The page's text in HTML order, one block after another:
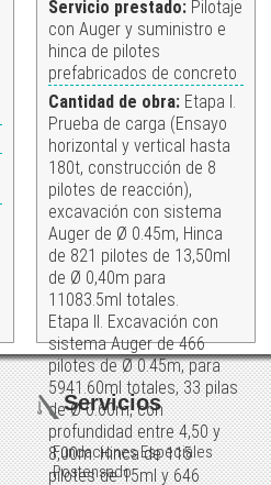
Servicio prestado: Pilotaje
con Auger y suministro e
hinca de pilotes
prefabricados de concreto
Cantidad de obra: Etapa I.
Prueba de carga (Ensayo
horizontal y vertical hasta
180t, construcción de 8
pilotes de reacción),
excavación con sistema
Auger de Ø 0.45m, Hinca
de 821 pilotes de 13,50ml
de Ø 0,40m para
11083.5ml totales.
Etapa II. Excavación con
sistema Auger de 466
pilotes de Ø 0.45m, para
5941.60ml totales, 33 pilas
de Ø 0.60m, con
profundidad entre 4,50 y
8,00m. Hinca de 115
pilotes de 15ml y 646
Servicios
Fundaciones Especiales
Postensado